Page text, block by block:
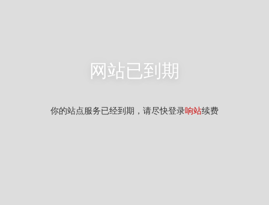
网站已到期
你的站点服务已经到期，请尽快登录响站续费